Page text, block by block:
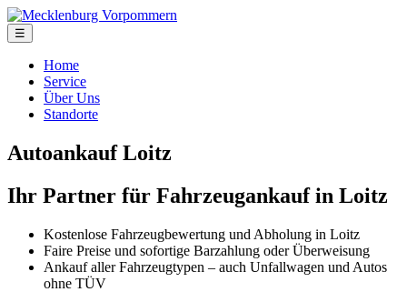
☰
Home
Service
Über Uns
Standorte
Autoankauf Loitz
Ihr Partner für Fahrzeugankauf in Loitz
Kostenlose Fahrzeugbewertung und Abholung in Loitz
Faire Preise und sofortige Barzahlung oder Überweisung
Ankauf aller Fahrzeugtypen – auch Unfallwagen und Autos
ohne TÜV